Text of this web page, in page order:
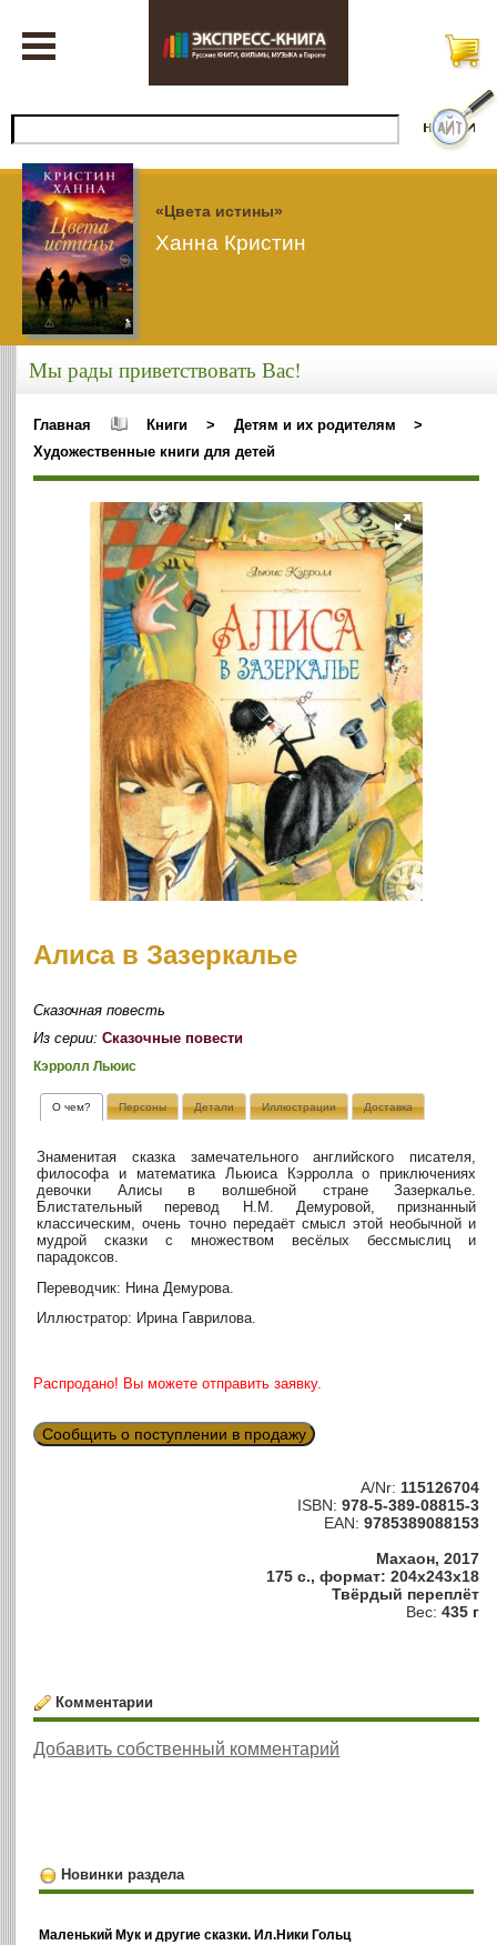
«Цвета истины»
Ханна Кристин
Мы рады приветствовать Вас!
Главная Книги > Детям и их родителям
>
Художественные книги для детей
Алиса в Зазеркалье
Сказочная повесть
Из серии:Сказочные повести
Кэрролл Льюис
О чем? Персоны Детали Иллюстрации Доставка
Знаменитая сказка замечательного английского писателя,
философа и математика Льюиса Кэрролла о приключениях
девочки Алисы в волшебной стране Зазеркалье.
Блистательный перевод Н.М. Демуровой, признанный
классическим, очень точно передаёт смысл этой необычной и
мудрой сказки с множеством весёлых бессмыслиц и
парадоксов.
Переводчик: Нина Демурова.
Иллюстратор: Ирина Гаврилова.
Распродано! Вы можете отправить заявку.
Сообщить о поступлении в продажу
A/Nr: 115126704
ISBN: 978-5-389-08815-3
EAN: 9785389088153
Махаон, 2017
175 с., формат: 204x243x18
Твёрдый переплёт
Вес: 435 г
Комментарии
Добавить собственный комментарий
Новинки раздела
Маленький Мук и другие сказки. Ил.Ники Гольц